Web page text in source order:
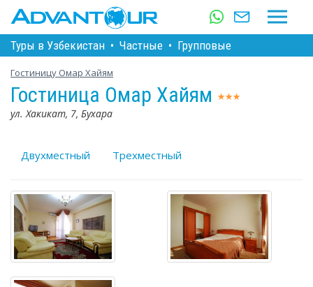
Туры в Узбекистан • Частные • Групповые
Гостиницу Омар Хайям
Гостиница Омар Хайям
ул. Хакикат, 7, Бухара
Двухместный Трехместный